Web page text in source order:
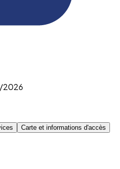
2026
Carte et informations d'accès